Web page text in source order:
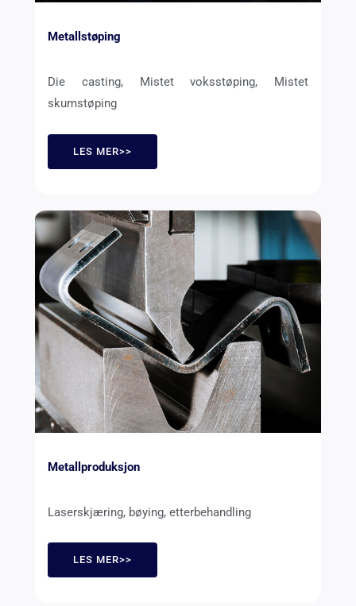
Metallstøping
Die casting, Mistet voksstøping, Mistet
skumstøping
LES MER>>
Metallproduksjon
Laserskjæring, bøying, etterbehandling
LES MER>>